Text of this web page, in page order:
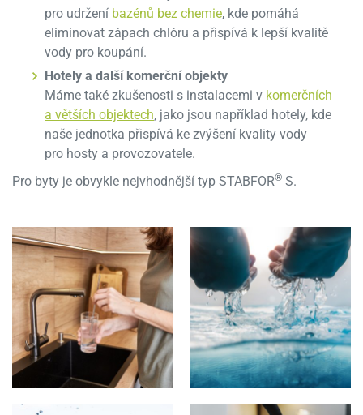
pro udržení bazénů bez chemie, kde pomáhá
eliminovat zápach chlóru a přispívá k lepší kvalitě
vody pro koupání.
Hotely a další komerční objekty
Máme také zkušenosti s instalacemi v komerčních
a větších objektech, jako jsou například hotely, kde
naše jednotka přispívá ke zvýšení kvality vody
pro hosty a provozovatele.
Pro byty je obvykle nejvhodnější typ STABFOR® S.